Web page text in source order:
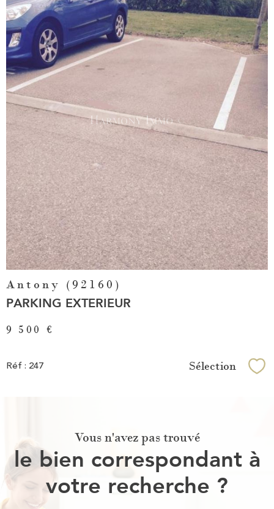
bien
Antony (92160)
PARKING EXTERIEUR
9 500 €
Réf : 247 Sélection
Vous n'avez pas trouvé
le bien correspondant à
votre recherche ?